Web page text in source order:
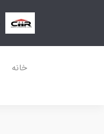
خانه